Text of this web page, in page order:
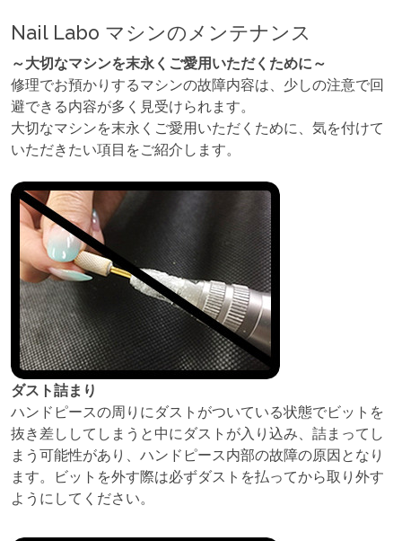
Nail Labo マシンのメンテナンス
～大切なマシンを末永くご愛用いただくために～
修理でお預かりするマシンの故障内容は、少しの注意で回
避できる内容が多く見受けられます。
大切なマシンを末永くご愛用いただくために、気を付けて
いただきたい項目をご紹介します。
ダスト詰まり
ハンドピースの周りにダストがついている状態でビットを
抜き差ししてしまうと中にダストが入り込み、詰まってし
まう可能性があり、ハンドピース内部の故障の原因となり
ます。ビットを外す際は必ずダストを払ってから取り外す
ようにしてください。